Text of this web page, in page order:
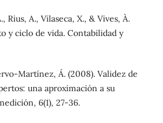
Rius, A., Vilaseca, X., & Vives, À.
y ciclo de vida. Contabilidad y
Martínez, Á. (2008). Validez de
una aproximación a su
6(1), 27-36.